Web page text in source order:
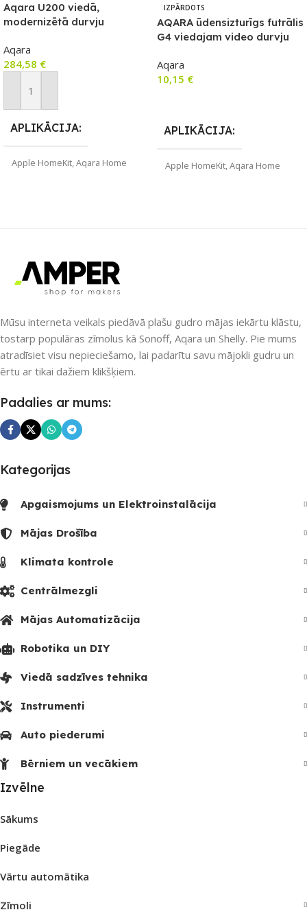
Aqara U200 viedā,
modernizētā durvju
Matter, balta
Aqara
284,58 €
Pievienot Grozam
APLIKĀCIJA
Apple HomeKit,Aqara Home
Nē
UZREIZ PIEEJAMAIS
SKAITS
IZPĀRDOTS
AQARA ūdensizturīgs futrālis
G4 viedajam video durvju
Aqara
10,15 €
APLIKĀCIJA
Apple HomeKit,Aqara Home
UZREIZ PIEEJAMAIS
SKAITS
Mūsu interneta veikals piedāvā plašu gudro mājas iekārtu klāstu,
tostarp populāras zīmolus kā Sonoff, Aqara un Shelly. Pie mums
atradīsiet visu nepieciešamo, lai padarītu savu mājokli gudru un
ērtu ar tikai dažiem klikšķiem.
Padalies ar mums:
Kategorijas
Apgaismojums un Elektroinstalācija
Mājas Drošība
Klimata kontrole
Centrālmezgli
Mājas Automatizācija
Robotika un DIY
Viedā sadzīves tehnika
Instrumenti
Auto piederumi
Bērniem un vecākiem
Izvēlne
Sākums
Piegāde
Vārtu automātika
Zīmoli